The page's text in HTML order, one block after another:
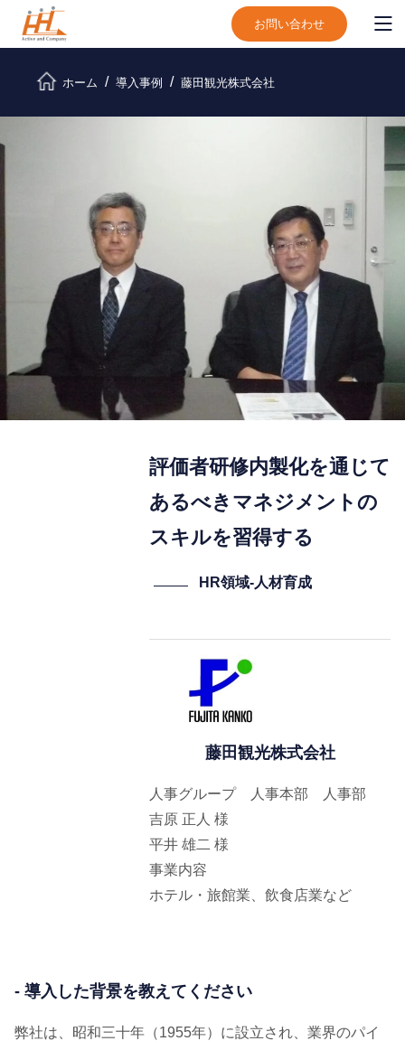
お問い合わせ
ホーム 導入事例 藤田観光株式会社
評価者研修内製化を通じて
あるべきマネジメントの
スキルを習得する
HR領域-⼈材育成
藤田観光株式会社
人事グループ 人事本部 人事部
吉原 正人 様
平井 雄二 様
事業内容
ホテル・旅館業、飲食店業など
- 導入した背景を教えてください
弊社は、昭和三十年（1955年）に設立され、業界のパイ